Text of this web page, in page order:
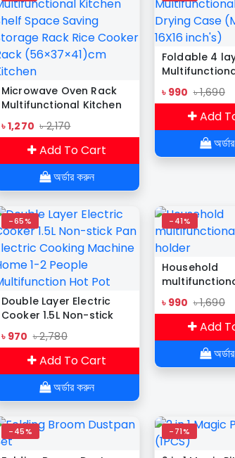
Microwave Oven Rack
Multifunctional Kitchen
Shelf Space Saving
Storage Rack Rice
Cooker Rack
(56×37×41)cm Kitchen
৳ 1,270 ৳ 2,170
Add To Cart
অর্ডার করুন
Foldable 4
Drying Case
Size 16X16
৳ 990 ৳ 1,690
Add
-65%
Double Layer Electric
Cooker 1.5L Non-stick
Pan Electric Cooking
Machine Home 1-2
People Multifunction Hot
Pot
৳ 970 ৳ 2,780
Add To Cart
অর্ডার করুন
-41%
Household
holder
৳ 990 ৳ 1,690
Add
-45% -71%